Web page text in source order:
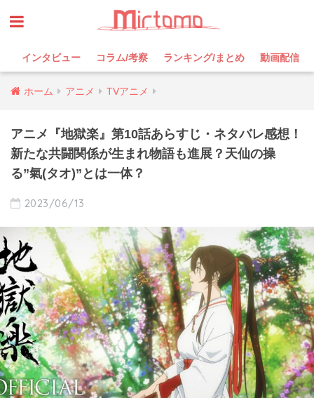
インタビュー コラム/考察 ランキング/まとめ 動画配信
ホーム アニメ TVアニメ
アニメ『地獄楽』第10話あらすじ・ネタバレ感想！
新たな共闘関係が生まれ物語も進展？天仙の操
る”氣(タオ)”とは一体？
2023/06/13